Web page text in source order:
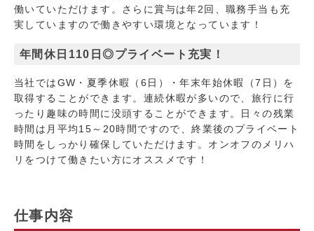
働いていただけます。さらに賞与は年2回、職務手当も充
実していますので働きやすい環境となっています！
年間休日110日◎プライベート充実！
当社ではGW・夏季休暇（6日）・年末年始休暇（7日）を
取得することができます。連続休暇が多いので、旅行に行
ったり趣味の時間に没頭することができます。日々の残業
時間は月平均15～20時間ですので、終業後のプライベート
時間をしっかり確保していただけます。オンオフのメリハ
リをつけて働きたい方にオススメです！
仕事内容